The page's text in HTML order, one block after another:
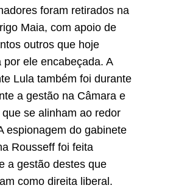
foram retirados na
Maia, com apoio de
outros que hoje
ele encabeçada. A
Lula também foi durante
a gestão na Câmara e
se alinham ao redor
espionagem do gabinete
Rousseff foi feita
a gestão destes que
como direita liberal.